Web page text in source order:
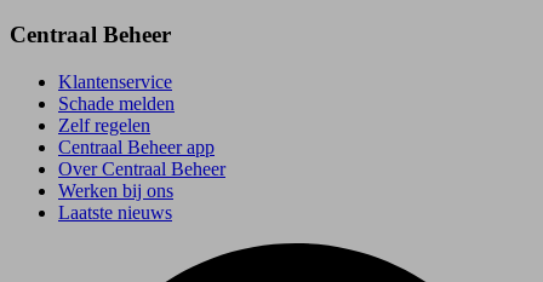
Centraal Beheer
Klantenservice
Schade melden
Zelf regelen
Centraal Beheer app
Over Centraal Beheer
Werken bij ons
Laatste nieuws